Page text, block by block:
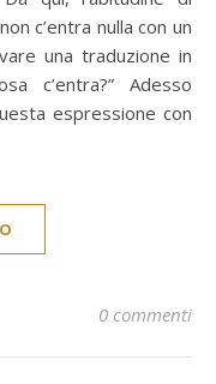
c’entra nulla con un
una traduzione in
c’entra?” Adesso
espressione con
0 commenti